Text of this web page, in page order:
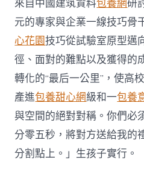
來自中國建筑資料包養網研
元的專家與企業一線技巧骨
心花園技巧從試驗室原型邁
徑、面對的難點以及獲得的
轉化的“最后一公里”，使高
產進包養甜心網級和一包養
與空間的絕對對稱。你們必
分零五秒，將對方送給我的
分割點上。」生孩子實行。